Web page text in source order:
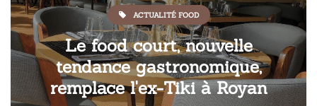
ACTUALITÉ FOOD
Le food court, nouvelle
tendance gastronomique,
remplace l'ex-Tiki à Royan